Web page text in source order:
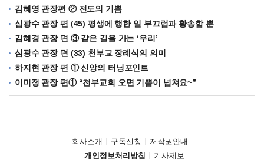
김혜영 관장편 ② 전도의 기쁨
심광수 관장 편 (45) 평생에 행한 일 부끄럼과 황송함 뿐
김혜경 관장 편 ③ 같은 길을 가는 ‘우리’
심광수 관장 편 (33) 천부교 장례식의 의미
하지현 관장 편 ① 신앙의 터닝포인트
이미정 관장 편① “천부교회 오면 기쁨이 넘쳐요~”
회사소개 구독신청
저작권안내
개인정보처리방침
기사제보